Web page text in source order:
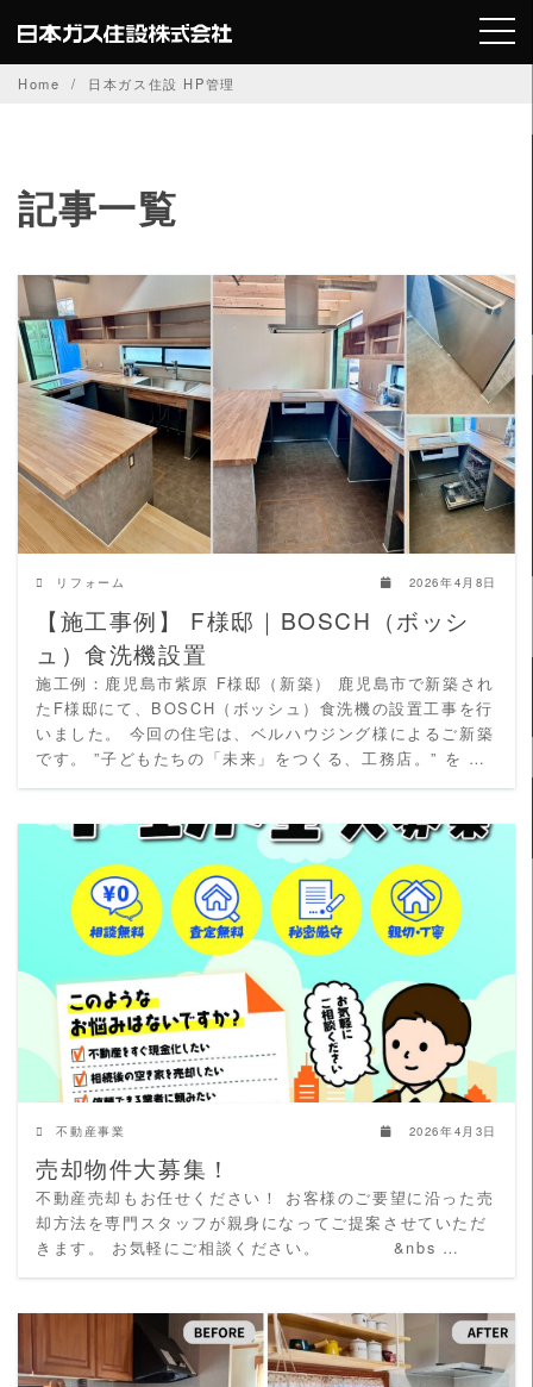
to
content
Home 日本ガス住設 HP管理
記事一覧
READ MORE
リフォーム 2026年4月8日
【施工事例】 F様邸｜BOSCH（ボッシ
ュ）食洗機設置
施工例：鹿児島市紫原 F様邸（新築） 鹿児島市で新築され
たF様邸にて、BOSCH（ボッシュ）食洗機の設置工事を行
いました。 今回の住宅は、ベルハウジング様によるご新築
です。 ”子どもたちの「未来」をつくる、工務店。” を …
READ MORE
不動産事業 2026年4月3日
売却物件大募集！
不動産売却もお任せください！ お客様のご要望に沿った売
却方法を専門スタッフが親身になってご提案させていただ
きます。 お気軽にご相談ください。 &nbs …